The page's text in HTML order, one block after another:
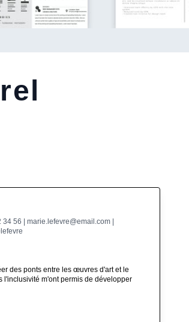
56 | marie.lefevre@email.com |
des ponts entre les œuvres d'art et le
l'inclusivité m'ont permis de développer